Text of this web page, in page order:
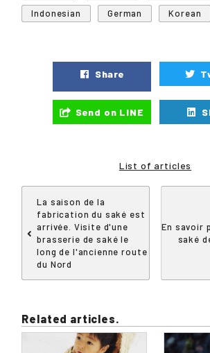
Indonesian
German Korean
Share
Send on LINE
List of articles
La saison de la
fabrication du saké est
arrivée. Visite d'une
brasserie de saké le
long de l'ancienne route
du Nord
En savoir
saké
Related articles.